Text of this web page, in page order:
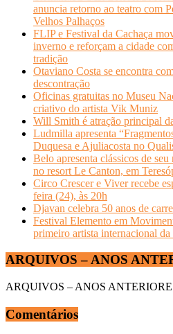
anuncia retorno ao teatro com
Velhos Palhaços
FLIP e Festival da Cachaça
inverno e reforçam a cidade
tradição
Otaviano Costa se encontra
descontração
Oficinas gratuitas no Museu
criativo do artista Vik Muniz
Will Smith é atração principal
Ludmilla apresenta
Duquesa e Ajuliacosta no
Belo apresenta clássicos de
no resort Le Canton, em
Circo Crescer e Viver recebe
feira (24), às 20h
Djavan celebra 50 anos de
Festival Elemento em
primeiro artista internacional da
ARQUIVOS – ANOS
ARQUIVOS – ANOS
Comentários